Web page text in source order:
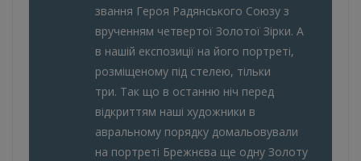
звання Героя Радянського Союзу з
врученням четвертої Золотої Зірки. А
в нашій експозиції на його портреті,
розміщеному під стелею, тільки
три. Так що в останню ніч перед
відкриттям наші художники в
авральному порядку домальовували
на портреті Брежнєва ще одну Золоту